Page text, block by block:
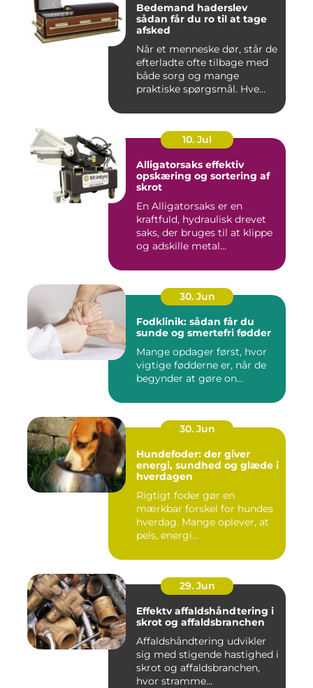
Bedemand haderslev
sådan får du ro til at tage
afsked
Når et menneske dør, står de
efterladte ofte tilbage med
både sorg og mange
praktiske spørgsmål. Hve...
10. Jul
Alligatorsaks effektiv
opskæring og sortering af
skrot
En Alligatorsaks er en
kraftfuld, hydraulisk drevet
saks, der bruges til at klippe
og adskille metal...
30. Jun
Fodklinik: sådan får du
sunde og smertefri fødder
Mange opdager først, hvor
vigtige fødderne er, når de
begynder at gøre on...
30. Jun
Hundefoder: der giver
energi, sundhed og glæde i
hverdagen
Rigtigt foder gør en
mærkbar forskel for hundes
hverdag. Mange oplever, at
pels, energi...
29. Jun
Effektv affaldshåndtering i
skrot og affaldsbranchen
Affaldshåndtering udvikler
sig med stigende hastighed i
skrot og affaldsbranchen,
hvor stramme...